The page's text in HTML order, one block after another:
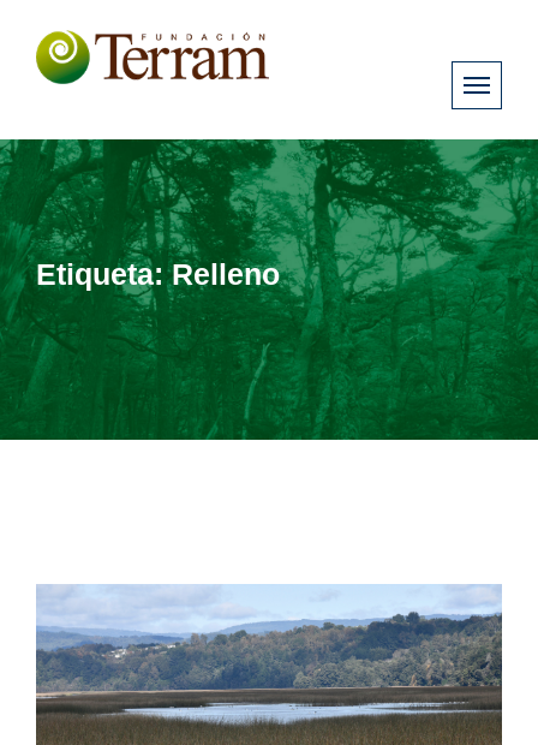
Etiqueta:Relleno